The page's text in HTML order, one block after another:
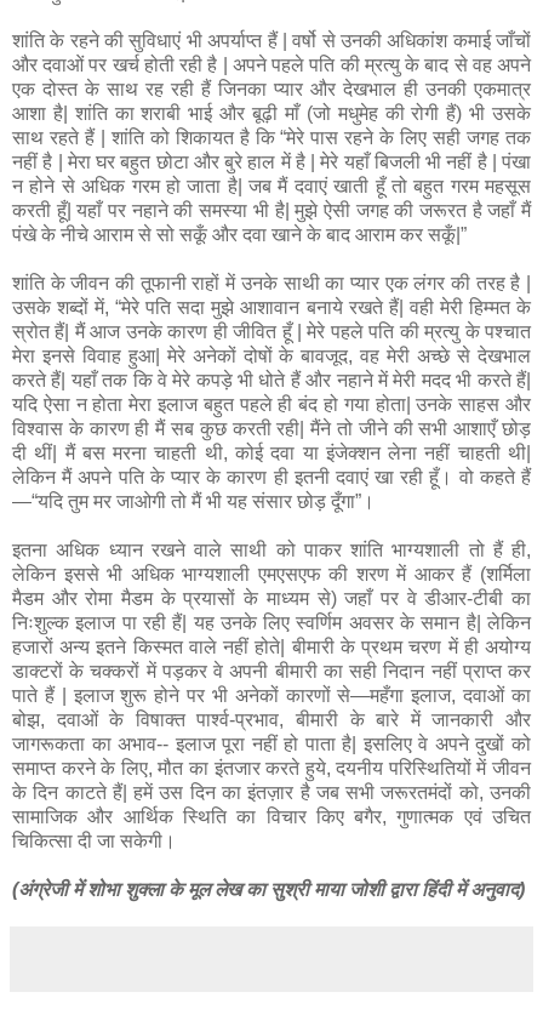
शांति के रहने की सुविधाएं भी अपर्याप्त हैं | वर्षो से उनकी अधिकांश कमाई जाँचों
और दवाओं पर खर्च होती रही है | अपने पहले पति की म्रत्यु के बाद से वह अपने
एक दोस्त के साथ रह रही हैं जिनका प्यार और देखभाल ही उनकी एकमात्र
आशा है| शांति का शराबी भाई और बूढ़ी माँ (जो मधुमेह की रोगी हैं) भी उसके
साथ रहते हैं | शांति को शिकायत है कि “मेरे पास रहने के लिए सही जगह तक
नहीं है | मेरा घर बहुत छोटा और बुरे हाल में है | मेरे यहाँ बिजली भी नहीं है | पंखा
न होने से अधिक गरम हो जाता है| जब मैं दवाएं खाती हूँ तो बहुत गरम महसूस
करती हूँ| यहाँ पर नहाने की समस्या भी है| मुझे ऐसी जगह की जरूरत है जहाँ मैं
पंखे के नीचे आराम से सो सकूँ और दवा खाने के बाद आराम कर सकूँ|”
शांति के जीवन की तूफानी राहों में उनके साथी का प्यार एक लंगर की तरह है |
उसके शब्दों में, “मेरे पति सदा मुझे आशावान बनाये रखते हैं| वही मेरी हिम्मत के
स्रोत हैं| मैं आज उनके कारण ही जीवित हूँ | मेरे पहले पति की म्रत्यु के पश्चात
मेरा इनसे विवाह हुआ| मेरे अनेकों दोषों के बावजूद, वह मेरी अच्छे से देखभाल
करते हैं| यहाँ तक कि वे मेरे कपड़े भी धोते हैं और नहाने में मेरी मदद भी करते हैं|
यदि ऐसा न होता मेरा इलाज बहुत पहले ही बंद हो गया होता| उनके साहस और
विश्वास के कारण ही मैं सब कुछ करती रही| मैंने तो जीने की सभी आशाएँ छोड़
दी थीं| मैं बस मरना चाहती थी, कोई दवा या इंजेक्शन लेना नहीं चाहती थी|
लेकिन मैं अपने पति के प्यार के कारण ही इतनी दवाएं खा रही हूँ। वो कहते हैं
—“यदि तुम मर जाओगी तो मैं भी यह संसार छोड़ दूँगा”।
इतना अधिक ध्यान रखने वाले साथी को पाकर शांति भाग्यशाली तो हैं ही,
लेकिन इससे भी अधिक भाग्यशाली एमएसएफ की शरण में आकर हैं (शर्मिला
मैडम और रोमा मैडम के प्रयासों के माध्यम से) जहाँ पर वे डीआर-टीबी का
निःशुल्क इलाज पा रही हैं| यह उनके लिए स्वर्णिम अवसर के समान है| लेकिन
हजारों अन्य इतने किस्मत वाले नहीं होते| बीमारी के प्रथम चरण में ही अयोग्य
डाक्टरों के चक्करों में पड़कर वे अपनी बीमारी का सही निदान नहीं प्राप्त कर
पाते हैं | इलाज शुरू होने पर भी अनेकों कारणों से—महँगा इलाज, दवाओं का
बोझ, दवाओं के विषाक्त पार्श्व-प्रभाव, बीमारी के बारे में जानकारी और
जागरूकता का अभाव-- इलाज पूरा नहीं हो पाता है| इसलिए वे अपने दुखों को
समाप्त करने के लिए, मौत का इंतजार करते हुये, दयनीय परिस्थितियों में जीवन
के दिन काटते हैं| हमें उस दिन का इंतज़ार है जब सभी जरूरतमंदों को, उनकी
सामाजिक और आर्थिक स्थिति का विचार किए बगैर, गुणात्मक एवं उचित
चिकित्सा दी जा सकेगी।
(अंग्रेजी में शोभा शुक्ला के मूल लेख का सुश्री माया जोशी द्वारा हिंदी में अनुवाद)